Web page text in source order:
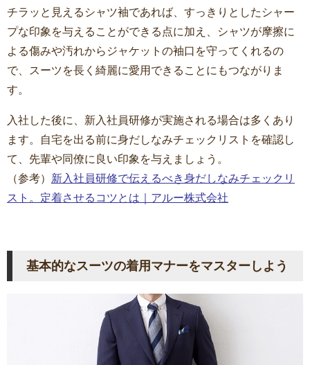
チラッと見えるシャツ袖であれば、すっきりとしたシャー
プな印象を与えることができる点に加え、シャツが摩擦に
よる傷みや汚れからジャケットの袖口を守ってくれるの
で、スーツを長く綺麗に愛用できることにもつながりま
す。
入社した後に、新入社員研修が実施される場合は多くあり
ます。自宅を出る前に身だしなみチェックリストを確認し
て、先輩や同僚に良い印象を与えましょう。
（参考） 新入社員研修で伝えるべき身だしなみチェックリ
スト。 定着させるコツとは｜アルー株式会社
基本的なスーツの着用マナーをマスターしよう